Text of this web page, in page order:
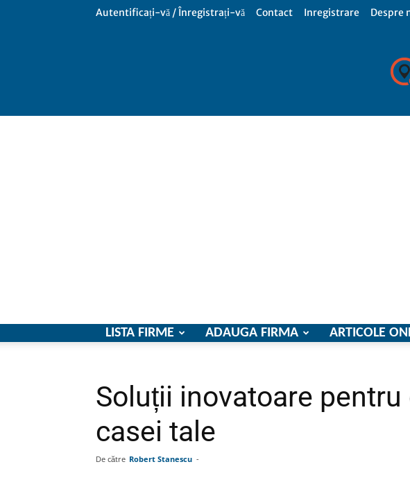
Autentificați-vă / Înregistrați-vă Contact Inregistrare Despre
LISTA FIRME ADAUGA FIRMA ARTICOLE
Soluții inovatoare pentru
casei tale
De către Robert Stanescu -